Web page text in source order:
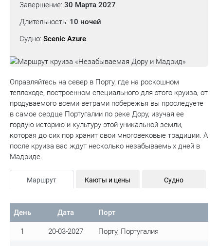
Завершение: 30 Марта 2027
Длительность: 10 ночей
Судно: Scenic Azure
Оправляйтесь на север в Порту, где на роскошном
теплоходе, построенном специального для этого круиза, от
продуваемого всеми ветрами побережья вы проследуете
в самое сердце Португалии по реке Дору, изучая ее
гордую историю и культуру этой уникальной земли,
которая до сих пор хранит свои многовековые традиции. А
после круиза вас ждут несколько незабываемых дней в
Мадриде.
Маршрут Каюты и цены Судно
День Дата Порт
1 20-03-2027 Порту, Португалия